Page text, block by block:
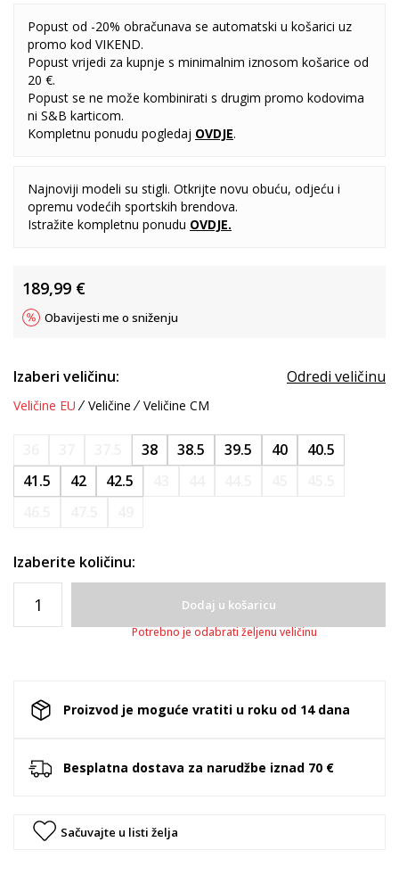
Popust od -20% obračunava se automatski u košarici uz
promo kod VIKEND.
Popust vrijedi za kupnje s minimalnim iznosom košarice od
20 €.
Popust se ne može kombinirati s drugim promo kodovima
ni S&B karticom.
Kompletnu ponudu pogledaj OVDJE.
Najnoviji modeli su stigli. Otkrijte novu obuću, odjeću i
opremu vodećih sportskih brendova.
Istražite kompletnu ponudu OVDJE.
189,99 €
Obavijesti me o sniženju
Izaberi veličinu: Odredi veličinu
Veličine EU Veličine Veličine CM
38 38.5 39.5 40
40.5
41.5
42 42.5
Izaberite količinu:
Dodaj u košaricu
Potrebno je odabrati željenu veličinu
Proizvod je moguće vratiti u roku od 14 dana
Besplatna dostava za narudžbe iznad 70 €
Sačuvajte u listi želja